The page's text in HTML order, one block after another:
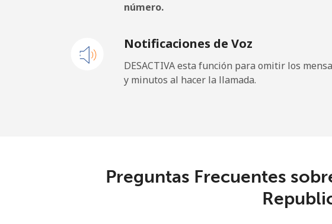
Cayman Islands
Línea fija
Línea fija ⁦88.5¢⁩
⁦73.9¢⁩
número.
Notificaciones de Voz
DESACTIVA esta función para omitir los
y minutos al hacer la llamada.
Preguntas Frecuentes